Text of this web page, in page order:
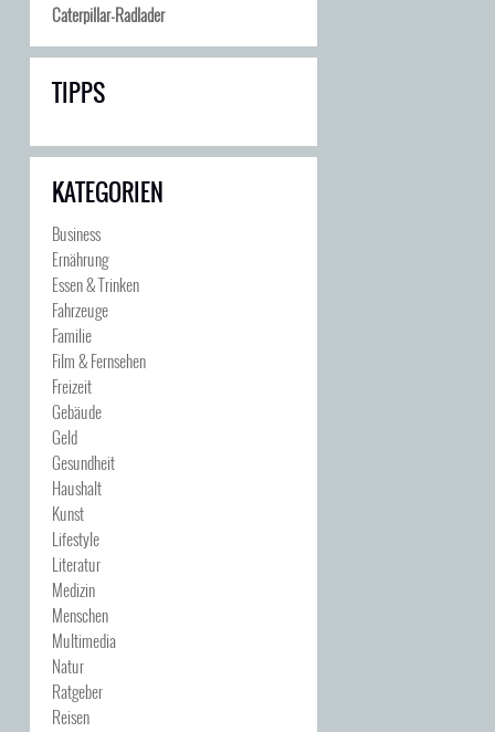
Caterpillar-Radlader
TIPPS
KATEGORIEN
Business
Ernährung
Essen & Trinken
Fahrzeuge
Familie
Film & Fernsehen
Freizeit
Gebäude
Geld
Gesundheit
Haushalt
Kunst
Lifestyle
Literatur
Medizin
Menschen
Multimedia
Natur
Ratgeber
Reisen